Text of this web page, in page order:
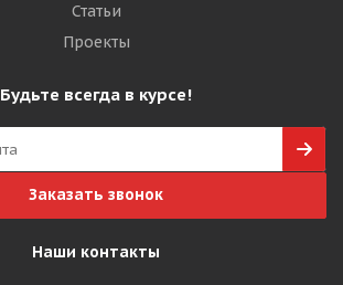
Статьи
Проекты
Будьте всегда в курсе!
Заказать звонок
Наши контакты